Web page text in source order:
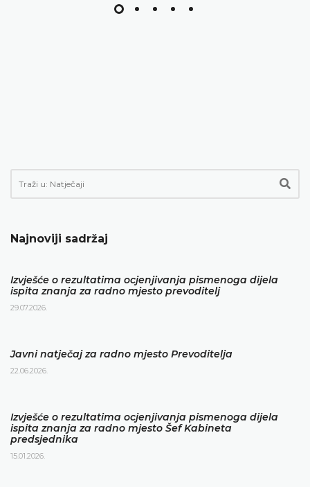
Najnoviji sadržaj
Izvješće o rezultatima ocjenjivanja pismenoga dijela
ispita znanja za radno mjesto prevoditelj
29.07.2026.
Javni natječaj za radno mjesto Prevoditelja
22.06.2026.
Izvješće o rezultatima ocjenjivanja pismenoga dijela
ispita znanja za radno mjesto Šef Kabineta
predsjednika
15.01.2026.